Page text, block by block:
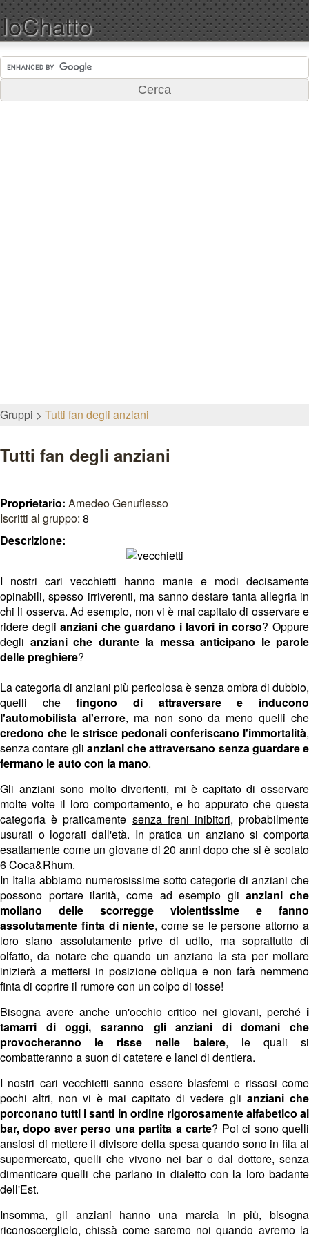
IoChatto
Gruppi Tutti fan degli anziani
Tutti fan degli anziani
Proprietario: Amedeo Genuflesso
Iscritti al gruppo: 8
Descrizione:
I nostri cari vecchietti hanno manie e modi decisamente
opinabili, spesso irriverenti, ma sanno destare tanta allegria in
chi li osserva. Ad esempio, non vi è mai capitato di osservare e
ridere deglianziani che guardano i lavori in corso? Oppure
degli anziani che durante la messa anticipano le parole
delle preghiere?
La categoria di anziani più pericolosa è senza ombra di dubbio,
quelli chefingono di attraversare e inducono
l'automobilista al'errore, ma non sono da meno quelli che
credono che le strisce pedonali conferiscano l'immortalità,
senza contare gli anziani che attraversano senza guardare e
fermano le auto con la mano.
Gli anziani sono molto divertenti, mi è capitato di osservare
molte volte il loro comportamento, e ho appurato che questa
categoria è praticamente senza freni inibitori, probabilmente
usurati o logorati dall'età. In pratica un anziano si comporta
esattamente come un giovane di 20 anni dopo che si è scolato
6 Coca&Rhum.
In Italia abbiamo numerosissime sotto categorie di anziani che
possono portare ilarità, come ad esempio glianziani che
mollano delle scorregge violentissime e fanno
assolutamente finta di niente, come se le persone attorno a
loro siano assolutamente prive di udito, ma soprattutto di
olfatto, da notare che quando un anziano la sta per mollare
inizierà a mettersi in posizione obliqua e non farà nemmeno
finta di coprire il rumore con un colpo di tosse!
Bisogna avere anche un'occhio critico nei giovani, perché i
tamarri di oggi, saranno gli anziani di domani che
provocheranno le risse nelle balere, le quali si
combatteranno a suon di catetere e lanci di dentiera.
I nostri cari vecchietti sanno essere blasfemi e rissosi come
pochi altri, non vi è mai capitato di vedere gli anziani che
porconano tutti i santi in ordine rigorosamente alfabetico al
bar, dopo aver perso una partita a carte? Poi ci sono quelli
ansiosi di mettere il divisore della spesa quando sono in fila al
supermercato, quelli che vivono nei bar o dal dottore, senza
dimenticare quelli che parlano in dialetto con la loro badante
dell'Est.
Insomma, gli anziani hanno una marcia in più, bisogna
riconoscerglielo, chissà come saremo noi quando avremo la